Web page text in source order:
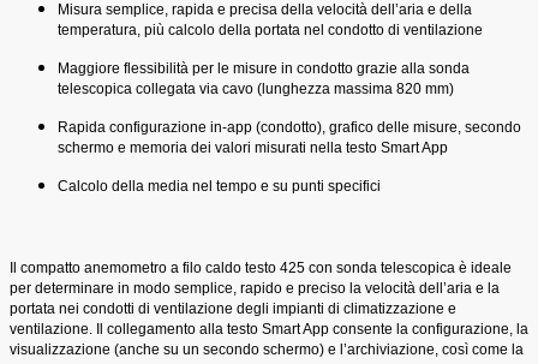
Misura semplice, rapida e precisa della velocità dell’aria e della
temperatura, più calcolo della portata nel condotto di ventilazione
Maggiore flessibilità per le misure in condotto grazie alla sonda
telescopica collegata via cavo (lunghezza massima 820 mm)
Rapida configurazione in-app (condotto), grafico delle misure, secondo
schermo e memoria dei valori misurati nella testo Smart App
Calcolo della media nel tempo e su punti specifici
Il compatto anemometro a filo caldo testo 425 con sonda telescopica è ideale
per determinare in modo semplice, rapido e preciso la velocità dell’aria e la
portata nei condotti di ventilazione degli impianti di climatizzazione e
ventilazione. Il collegamento alla testo Smart App consente la configurazione, la
visualizzazione (anche su un secondo schermo) e l’archiviazione, così come la